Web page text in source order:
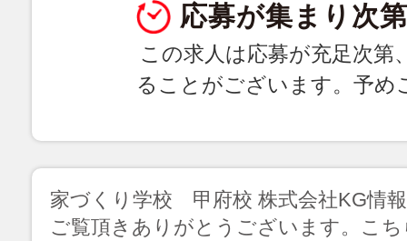
応募が集まり次
この求人は応募が充足次第
ることがございます。予め
家づくり学校 甲府校 株式会社KG情
ご覧頂きありがとうございます。こ